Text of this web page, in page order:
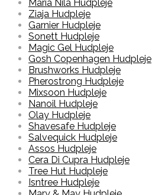
Maria Nila Hudpleje
Ziaja Hudpleje
Garnier Hudpleje
Sonett Hudpleje
Magic Gel Hudpleje
Gosh Copenhagen Hudpleje
Brushworks Hudpleje
Pherostrong Hudpleje
Mixsoon Hudpleje
Nanoil Hudpleje
Olay Hudpleje
Shavesafe Hudpleje
Salvequick Hudpleje
Assos Hudpleje
Cera Di Cupra Hudpleje
Tree Hut Hudpleje
Isntree Hudpleje